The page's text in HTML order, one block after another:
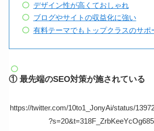
デザイン性が高くておしゃれ
ブログやサイトの収益化に強い
有料テーマでもトップクラスのサポ
① 最先端のSEO対策が施されている
https://twitter.com/10to1_JonyAi/status/